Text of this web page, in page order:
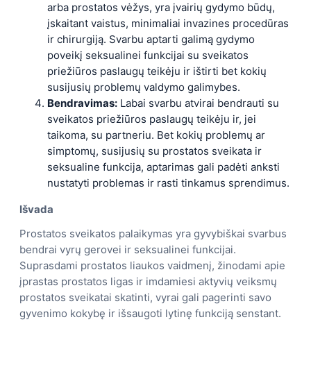
arba prostatos vėžys, yra įvairių gydymo būdų,
įskaitant vaistus, minimaliai invazines procedūras
ir chirurgiją. Svarbu aptarti galimą gydymo
poveikį seksualinei funkcijai su sveikatos
priežiūros paslaugų teikėju ir ištirti bet kokių
susijusių problemų valdymo galimybes.
Bendravimas: Labai svarbu atvirai bendrauti su
sveikatos priežiūros paslaugų teikėju ir, jei
taikoma, su partneriu. Bet kokių problemų ar
simptomų, susijusių su prostatos sveikata ir
seksualine funkcija, aptarimas gali padėti anksti
nustatyti problemas ir rasti tinkamus sprendimus.
Išvada
Prostatos sveikatos palaikymas yra gyvybiškai svarbus
bendrai vyrų gerovei ir seksualinei funkcijai.
Suprasdami prostatos liaukos vaidmenį, žinodami apie
įprastas prostatos ligas ir imdamiesi aktyvių veiksmų
prostatos sveikatai skatinti, vyrai gali pagerinti savo
gyvenimo kokybę ir išsaugoti lytinę funkciją senstant.